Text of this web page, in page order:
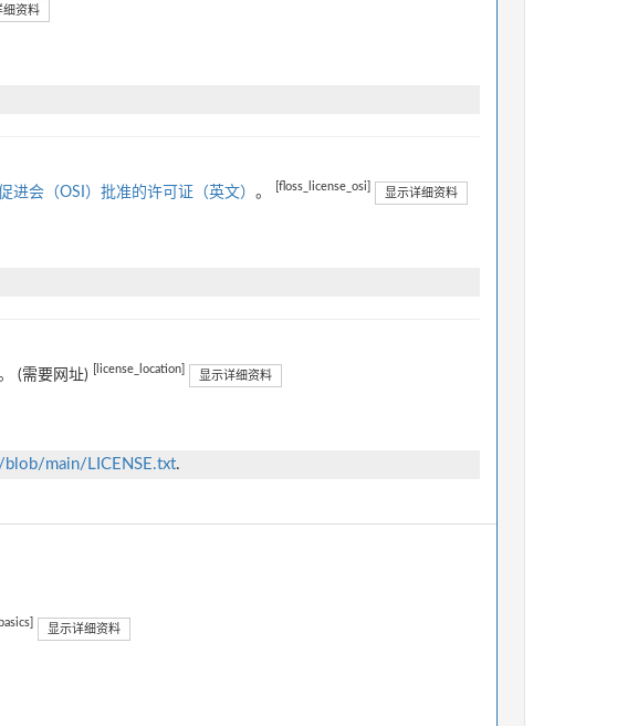
细资料
进会（OSI）批准的许可证（英文） 。 [floss_license_osi] 显示详细资料
(需要网址) [license_location] 显示详细资料
main/LICENSE.txt.
显示详细资料